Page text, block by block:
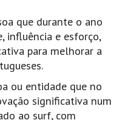
HD
que durante o ano
influência e esforço,
para melhorar a
ou entidade que no
significativa num
ao surf, com